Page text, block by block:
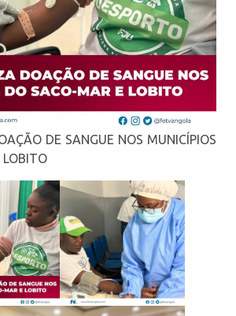
DE SANGUE NOS MUNICÍPIOS
LOBITO